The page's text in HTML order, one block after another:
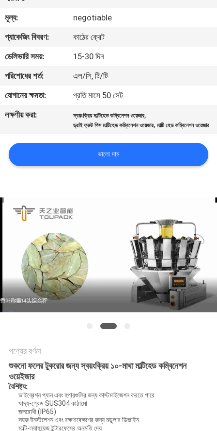
মান
নিয়ন্ত্রণ
আমাদের
সাথে
যোগাযোগ
করুন
খবর
একটি
অনুরোধ
করুন
SITEMAP
নীতি
মূল্য:
negotiable
প্যাকেজিং বিবরণ:
কাঠের ক্রেট
ডেলিভারি সময়:
15-30 দিন
পরিশোধের শর্ত:
এল/সি, টি/টি
যোগানের ক্ষমতা:
প্রতি মাসে 50 সেট
লক্ষণীয় করা:
স্বয়ংক্রিয় মাল্টিহেড কম্বিনেশন ওয়েজার,
ড্রাই ফ্রুট পিস মাল্টিহেড কম্বিনেশন ওয়েজার,মাল্টি হেড কম্বিনেশন ওয়েজার
ভালো দাম
পণ্যের বর্ণনা
শুকনো ফলের টুকরোর জন্য স্বয়ংক্রিয় ১০-মাথা মাল্টিহেড কম্বিনেশন
ওয়েইজার
বৈশিষ্ট্য:
ভাইব্রেশন প্যান এবং হপারগুলির জন্য কাস্টমাইজেশন করতে পারে
খাদ্য-গ্রেড SUS304 কাঠামো
জলরোধী (IP65)
সহজ ইনস্টলেশন এবং রক্ষণাবেক্ষণের জন্য মডুলার ডিজাইন
মাল্টি-ল্যাঙ্গুয়েজ ইন্টারফেসের অনুমতি দেয়